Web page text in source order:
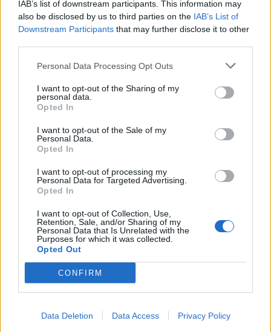
IAB’s list of downstream participants. This information may
also be disclosed by us to third parties on the IAB’s List of
Downstream Participants that may further disclose it to other
Personal Data Processing Opt Outs
I want to opt-out of the Sharing of my
personal data.
Opted In
I want to opt-out of the Sale of my
Personal Data.
Opted In
I want to opt-out of processing my
Personal Data for Targeted Advertising.
Opted In
I want to opt-out of Collection, Use,
Retention, Sale, and/or Sharing of my
Personal Data that Is Unrelated with the
Purposes for which it was collected.
Opted Out
CONFIRM
Data Deletion Data Access Privacy Policy
ΠΟΛΙΤΙΚΗ
22.05.2023 09:36
PARAPOLITIKA NEWSROOM
Εκλογές 2023: «Ένα μεγάλο βράδυ για τη
Νέα Δημοκρατία και την Ελλάδα - Πάμε
Μπροστά, Πάμε Δυνατά» λέει ο πρώτος
σε σταυρούς, Νίκος Δένδιας
ΠΟΛΙΤΙΚΗ 22.05.2023 08:33
Εγγραφή στο newsletter
Αποδέχομαι τους
και την πολιτική απορρήτου
X